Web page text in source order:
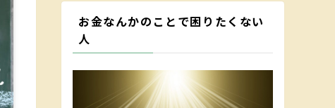
お金なんかのことで困りたくない
人